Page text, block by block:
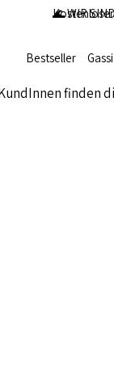
Bestseller
🌊 WIR
finden